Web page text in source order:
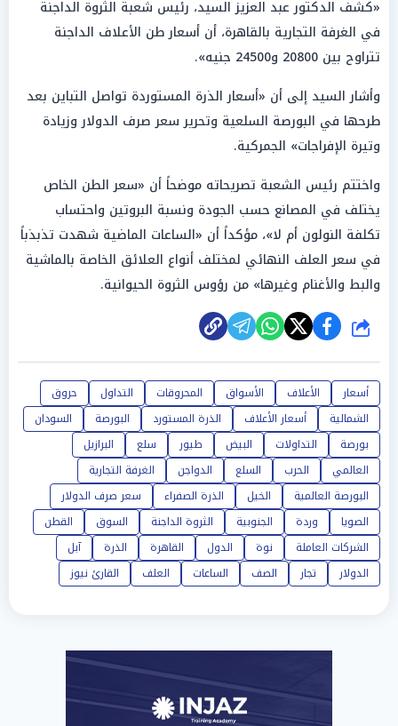
«كشف الدكتور عبد العزيز السيد، رئيس شعبة الثروة الداجنة
في الغرفة التجارية بالقاهرة، أن أسعار طن الأعلاف الداجنة
تتراوح بين 20800 و24500 جنيه».
وأشار السيد إلى أن «أسعار الذرة المستوردة تواصل التباين بعد
طرحها في البورصة السلعية وتحرير سعر صرف الدولار وزيادة
وتيرة الإفراجات» الجمركية.
واختتم رئيس الشعبة تصريحاته موضحاً أن «سعر الطن الخاص
يختلف في المصانع حسب الجودة ونسبة البروتين واحتساب
تكلفة النولون أم لا»، مؤكداً أن «الساعات الماضية شهدت تذبذباً
في سعر العلف النهائي لمختلف أنواع العلائق الخاصة بالماشية
والبط والأغنام وغيرها» من رؤوس الثروة الحيوانية.
شارك
أسعار الأعلاف الأسواق المحروقات التداول
حروق
الشمالية
أسعار الأعلاف الذرة المستورد البورصة
السودان
بورصة
التداولات البيض طيور سلع
البرازيل
العالمي
الحرب السلع الدواجن
الغرفة التجارية
البورصة العالمية
الخيل الذرة الصفراء
سعر صرف الدولار
الصويا
وردة الجنوبية الثروة الداجنة السوق
القطن
الشركات العاملة
نوة الدول القاهرة الذرة
آبل
الدولار
تجار الصف الساعات العلف القارئ نيوز